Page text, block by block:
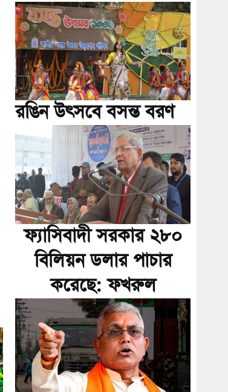
রঙিন উৎসবে বসন্ত বরণ
ফ্যাসিবাদী সরকার ২৮০
বিলিয়ন ডলার পাচার
করেছে: ফখরুল